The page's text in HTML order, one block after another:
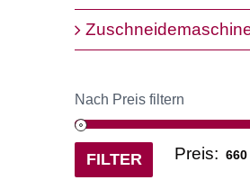
Nach Preis filtern
FILTER Preis: 660